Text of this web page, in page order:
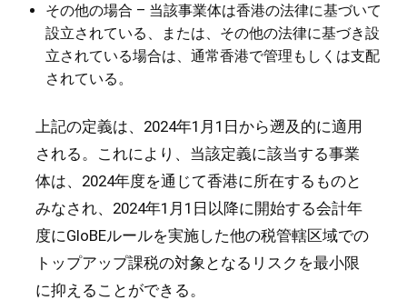
その他の場合 – 当該事業体は香港の法律に基づいて
設立されている、または、その他の法律に基づき設
立されている場合は、通常香港で管理もしくは支配
されている。
上記の定義は、2024年1月1日から遡及的に適用
される。これにより、当該定義に該当する事業
体は、2024年度を通じて香港に所在するものと
みなされ、2024年1月1日以降に開始する会計年
度にGloBEルールを実施した他の税管轄区域での
トップアップ課税の対象となるリスクを最小限
に抑えることができる。